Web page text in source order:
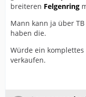
breiteren Felgenring
Mann kann ja über
haben die.
Würde ein komplettes
verkaufen.